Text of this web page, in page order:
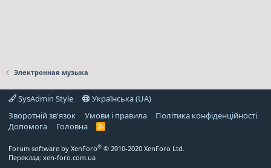
Электронная музыка
SysAdmin Style
Українська (UA)
Зворотній зв'язок
Умови і правила
Політика конфіденційності
Дoпoмoга
Головна
R
Forum software by XenForo® © 2010-2020 XenForo Ltd.
Переклад: xen-foro.com.ua